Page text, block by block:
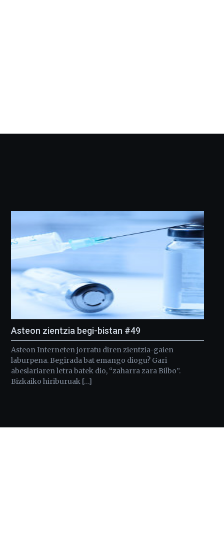
Asteon zientzia begi-bistan #49
Asteon Interneten jorratu diren zientzia-gaien
laburpena. Begirada bat emango diogu? Gari
abeslariaren letra batek dio, “zaharra zara Bilbo”.
Bizkaiko hiriburuak […]